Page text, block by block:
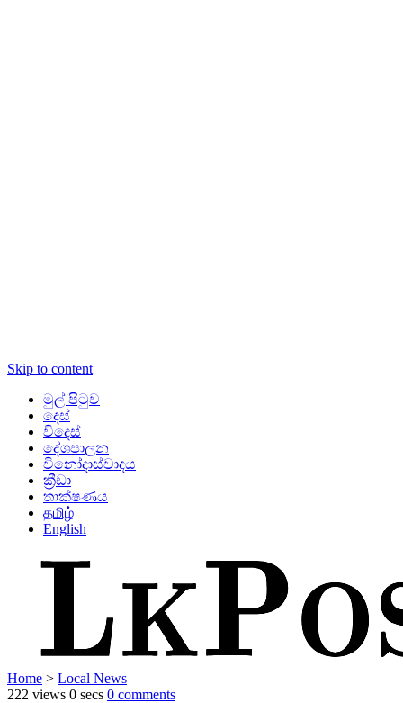
Skip to content
මුල් පිටුව
දෙස්
විදෙස්
දේශපාලන
විනෝදාස්වාදය
ක්‍රීඩා
තාක්ෂණය
தமிழ்
English
Home > Local News
222 views 0 secs 0 comments